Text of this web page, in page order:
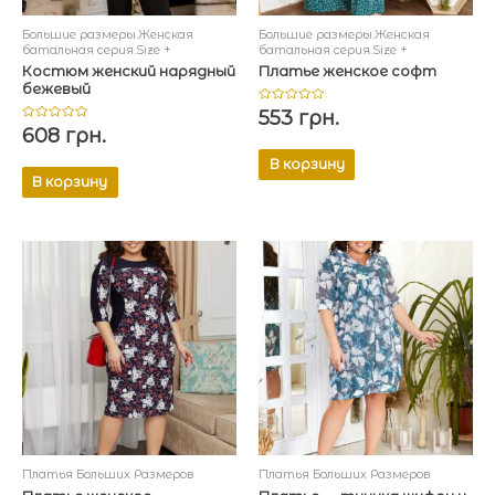
Большие размеры.Женская
батальная серия.Size +
Костюм женский нарядный
бежевый
Оценка
0
608 грн.
В корзину
Большие размеры.Женская
батальная серия.Size +
Платье женское софт
Оценка
0
553 грн.
В корзину
Платья Больших Размеров Платья Больших Размеров